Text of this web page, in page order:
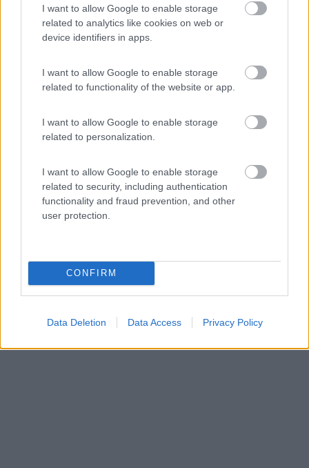
I want to allow Google to enable storage
related to analytics like cookies on web or
device identifiers in apps.
I want to allow Google to enable storage
related to functionality of the website or app.
I want to allow Google to enable storage
related to personalization.
I want to allow Google to enable storage
related to security, including authentication
functionality and fraud prevention, and other
user protection.
CONFIRM
Data Deletion Data Access Privacy Policy
Area di sosta (PS+CS)
7,6 82
Servizi / Posizione
A 3 km da Matera, l'azienda agricola dispone di 13
Matera (MT) - 51.9km